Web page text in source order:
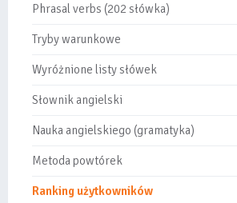
Phrasal verbs (202 słówka)
Tryby warunkowe
Wyróżnione listy słówek
Słownik angielski
Nauka angielskiego (gramatyka)
Metoda powtórek
Ranking użytkowników